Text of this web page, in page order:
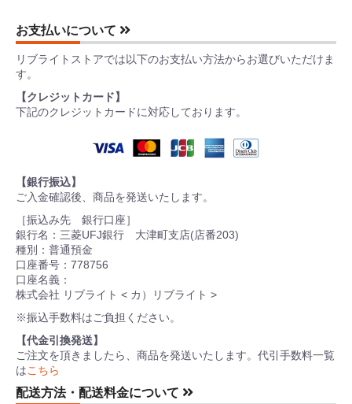
お支払いについて
リブライトストアでは以下のお支払い方法からお選びいただけま
す。
【クレジットカード】
下記のクレジットカードに対応しております。
【銀行振込】
ご入金確認後、商品を発送いたします。
［振込み先 銀行口座］
銀行名：三菱UFJ銀行 大津町支店(店番203)
種別：普通預金
口座番号：778756
口座名義：
株式会社 リブライト < カ）リブライト >
※振込手数料はご負担ください。
【代金引換発送】
ご注文を頂きましたら、商品を発送いたします。代引手数料一覧
はこちら
配送方法・配送料金について